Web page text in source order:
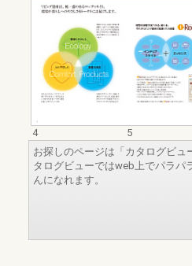
4
5
お探しのページは「カタログビュ
タログビューではweb上でパラパ
んになれます。